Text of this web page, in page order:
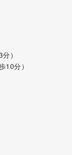
）
分）